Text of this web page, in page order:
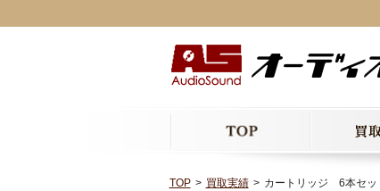
TOP 買取実績 カートリッジ 6本セ